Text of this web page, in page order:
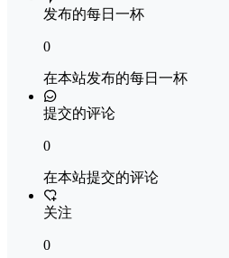
发布的每日一杯
0
在本站发布的每日一杯
提交的评论
0
在本站提交的评论
关注
0